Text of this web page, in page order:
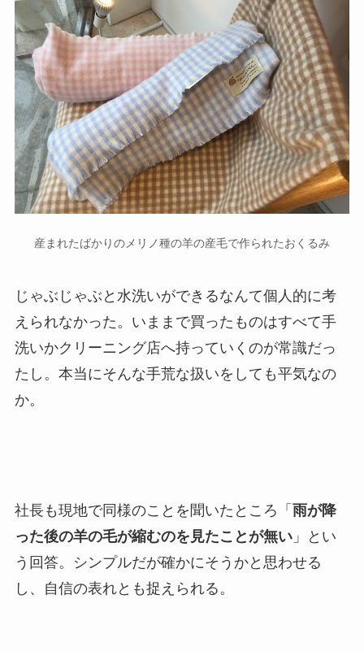
産まれたばかりのメリノ種の羊の産毛で作られたおくるみ
じゃぶじゃぶと水洗いができるなんて個人的に考
えられなかった。いままで買ったものはすべて手
洗いかクリーニング店へ持っていくのが常識だっ
たし。本当にそんな手荒な扱いをしても平気なの
か。
社長も現地で同様のことを聞いたところ「 雨が降
った後の羊の毛が縮むのを見たことが無い」とい
う回答。シンプルだが確かにそうかと思わせる
し、自信の表れとも捉えられる。